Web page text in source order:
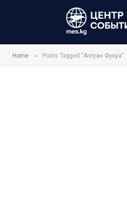
Home » Posts Tagged "Антуан Фукуа"